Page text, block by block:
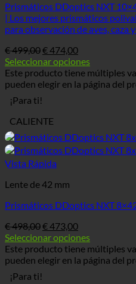
Prismáticos DDoptics NXT
| Los mejores prismáticos
para observación de aves, caza
€499,00€474,00
Seleccionar opciones
Este producto tiene múltiples
pueden elegir en la página del
¡Para ti!
CALIENTE
Vista Rápida
Lente de 42 mm
Prismáticos DDoptics NXT
€498,00€473,00
Seleccionar opciones
Este producto tiene múltiples
pueden elegir en la página del
¡Para ti!